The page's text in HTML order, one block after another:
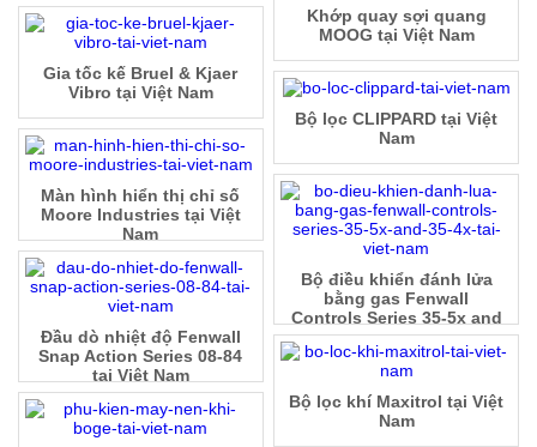
Khớp quay sợi quang
MOOG tại Việt Nam
Gia tốc kế Bruel & Kjaer
Vibro tại Việt Nam
Bộ lọc CLIPPARD tại Việt
Nam
Màn hình hiển thị chỉ số
Moore Industries tại Việt
Nam
Bộ điều khiển đánh lửa
bằng gas Fenwall
Controls Series 35-5x and
35-4x tại Việt Nam
Đầu dò nhiệt độ Fenwall
Snap Action Series 08-84
tại Việt Nam
Bộ lọc khí Maxitrol tại Việt
Nam